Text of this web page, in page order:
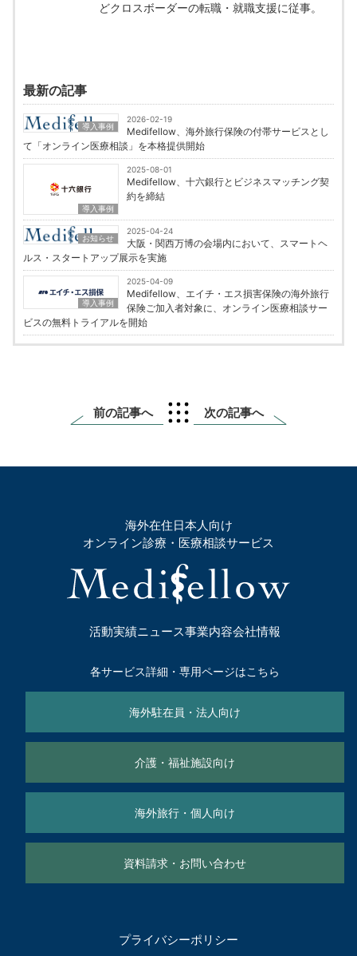
どクロスボーダーの転職・就職支援に従事。
最新の記事
導入事例
2026-02-19
Medifellow、海外旅行保険の付帯サービスとし
て「オンライン医療相談」を本格提供開始
導入事例
2025-08-01
Medifellow、十六銀行とビジネスマッチング契
約を締結
お知らせ
2025-04-24
大阪・関西万博の会場内において、スマートヘ
ルス・スタートアップ展示を実施
導入事例
2025-04-09
Medifellow、エイチ・エス損害保険の海外旅行
保険ご加入者対象に、オンライン医療相談サー
ビスの無料トライアルを開始
前の記事へ 次の記事へ
海外在住日本人向け
オンライン診療・医療相談サービス
活動実績ニュース事業内容会社情報
各サービス詳細・専用ページはこちら
海外駐在員・法人向け
介護・福祉施設向け
海外旅行・個人向け
資料請求・お問い合わせ
プライバシーポリシー